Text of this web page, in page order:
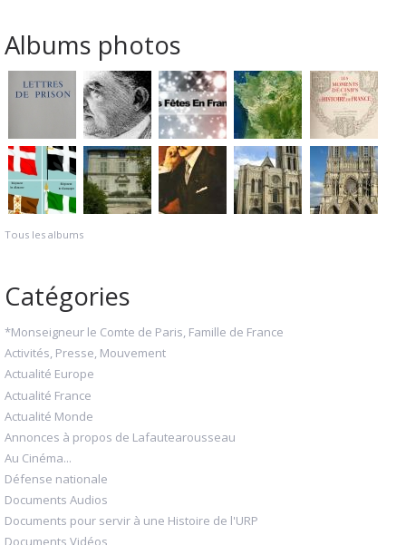
Albums photos
Tous les albums
Catégories
*Monseigneur le Comte de Paris, Famille de France
Activités, Presse, Mouvement
Actualité Europe
Actualité France
Actualité Monde
Annonces à propos de Lafautearousseau
Au Cinéma...
Défense nationale
Documents Audios
Documents pour servir à une Histoire de l'URP